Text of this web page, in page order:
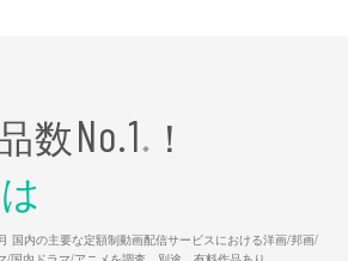
数No.1 ※ ！
国内の主要な定額制動画配信サービスにおける洋画/邦画/